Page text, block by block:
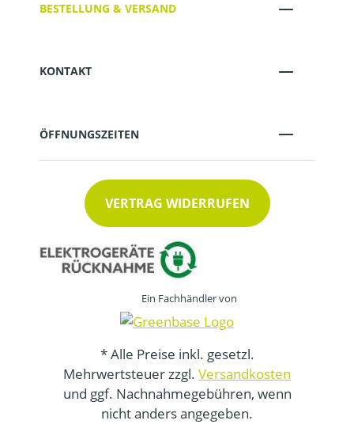
BESTELLUNG & VERSAND
KONTAKT
ÖFFNUNGSZEITEN
VERTRAG WIDERRUFEN
Ein Fachhändler von
* Alle Preise inkl. gesetzl.
Mehrwertsteuer zzgl. Versandkosten
und ggf. Nachnahmegebühren, wenn
nicht anders angegeben.